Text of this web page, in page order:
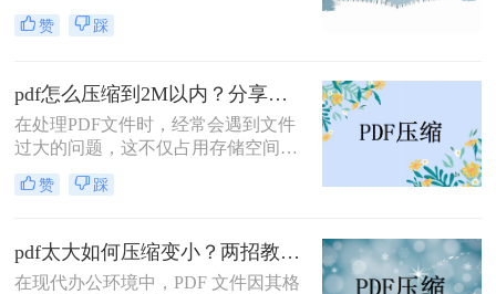
泛使用。然而，有时PDF文件过大，
会给传输和存储带来不便。那么pdf怎
将PDF压缩得更小的方法。
赞 踩
pdf怎么压缩到2M以内？分享两种实用压缩方法！
在处理PDF文件时，经常会遇到文件
过大的问题，这不仅占用存储空间，
还影响文件的传输速度。为了满足特
定需求，将PDF文件压缩到2M以内变
以内呢？本文将介绍两种常用的PDF
压缩方法。
赞 踩
pdf太大如何压缩变小？两招教你轻松压缩！
在现代办公环境中，PDF 文件因其格